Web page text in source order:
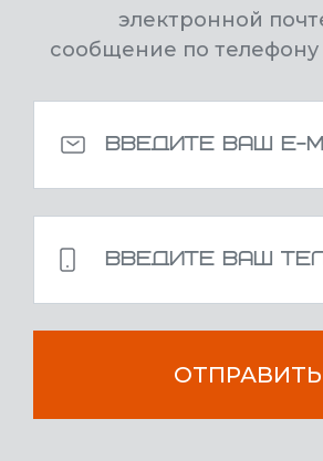
электронной
сообщение по телефону
ОТПРАВИТЬ